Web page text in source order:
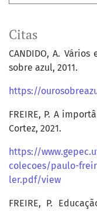
Citas
CANDIDO, A.
sobre azul, 2011.
https://
FREIRE, P. A
Cortez, 2021.
https://
colecoes/paulo-
ler.pdf/view
FREIRE, P.